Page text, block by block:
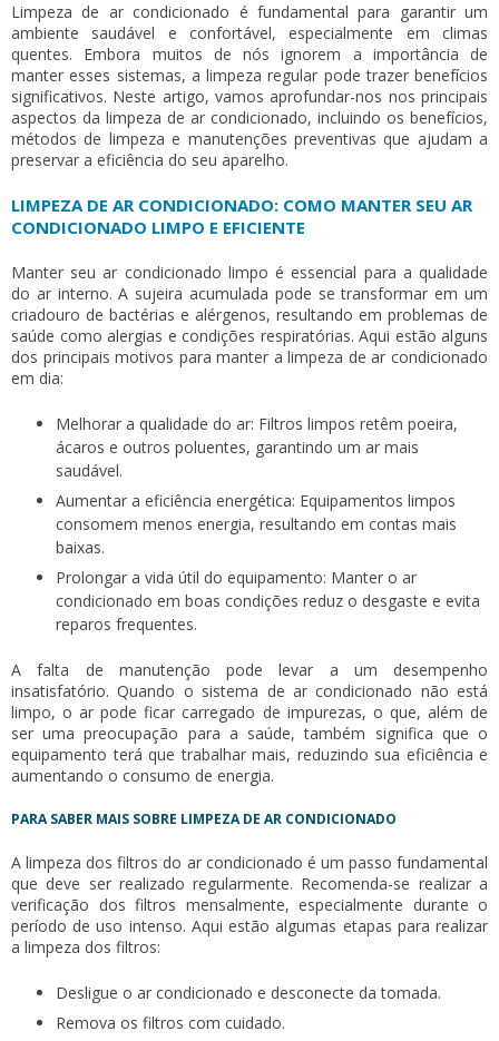
Limpeza de ar condicionado é fundamental para garantir um
ambiente saudável e confortável, especialmente em climas
quentes. Embora muitos de nós ignorem a importância de
manter esses sistemas, a limpeza regular pode trazer benefícios
significativos. Neste artigo, vamos aprofundar-nos nos principais
aspectos da limpeza de ar condicionado, incluindo os benefícios,
métodos de limpeza e manutenções preventivas que ajudam a
preservar a eficiência do seu aparelho.
LIMPEZA DE AR CONDICIONADO: COMO MANTER SEU AR
CONDICIONADO LIMPO E EFICIENTE
Manter seu ar condicionado limpo é essencial para a qualidade
do ar interno. A sujeira acumulada pode se transformar em um
criadouro de bactérias e alérgenos, resultando em problemas de
saúde como alergias e condições respiratórias. Aqui estão alguns
dos principais motivos para manter alimpeza de ar condicionado
em dia:
Melhorar a qualidade do ar: Filtros limpos retêm poeira,
ácaros e outros poluentes, garantindo um ar mais
saudável.
Aumentar a eficiência energética: Equipamentos limpos
consomem menos energia, resultando em contas mais
baixas.
Prolongar a vida útil do equipamento: Manter o ar
condicionado em boas condições reduz o desgaste e evita
reparos frequentes.
A falta de manutenção pode levar a um desempenho
insatisfatório. Quando o sistema de ar condicionado não está
limpo, o ar pode ficar carregado de impurezas, o que, além de
ser uma preocupação para a saúde, também significa que o
equipamento terá que trabalhar mais, reduzindo sua eficiência e
aumentando o consumo de energia.
PARA SABER MAIS SOBRE LIMPEZA DE AR CONDICIONADO
A limpeza dos filtros do ar condicionado é um passo fundamental
que deve ser realizado regularmente. Recomenda-se realizar a
verificação dos filtros mensalmente, especialmente durante o
período de uso intenso. Aqui estão algumas etapas para realizar
a limpeza dos filtros:
Desligue o ar condicionado e desconecte da tomada.
Remova os filtros com cuidado.